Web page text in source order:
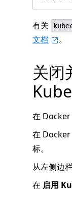
有关
文档 。
关闭
在
在
标。
从左侧边
在 启用